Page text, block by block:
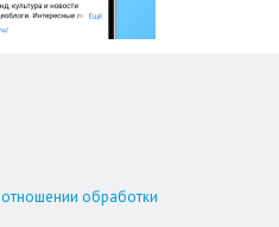
обработки